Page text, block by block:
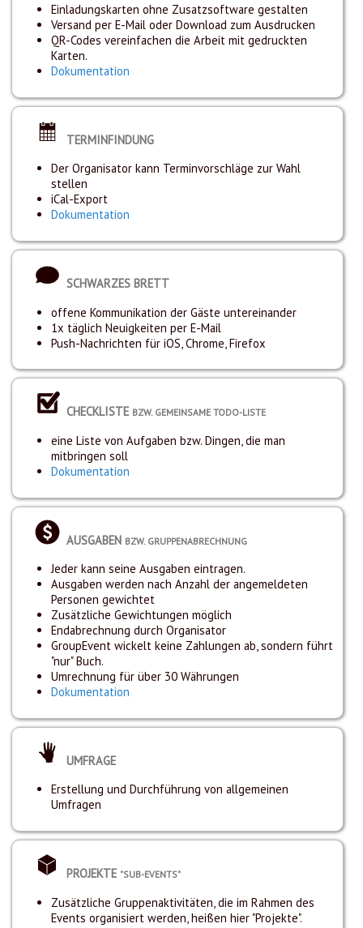
Einladungskarten ohne Zusatzsoftware gestalten
Versand per E-Mail oder Download zum Ausdrucken
QR-Codes vereinfachen die Arbeit mit gedruckten
Karten.
Dokumentation
TERMINFINDUNG
Der Organisator kann Terminvorschläge zur Wahl
stellen
iCal-Export
Dokumentation
SCHWARZES BRETT
offene Kommunikation der Gäste untereinander
1x täglich Neuigkeiten per E-Mail
Push-Nachrichten für iOS, Chrome, Firefox
CHECKLISTE BZW. GEMEINSAME TODO-LISTE
eine Liste von Aufgaben bzw. Dingen, die man
mitbringen soll
Dokumentation
AUSGABEN BZW. GRUPPENABRECHNUNG
Jeder kann seine Ausgaben eintragen.
Ausgaben werden nach Anzahl der angemeldeten
Personen gewichtet
Zusätzliche Gewichtungen möglich
Endabrechnung durch Organisator
GroupEvent wickelt keine Zahlungen ab, sondern führt
"nur" Buch.
Umrechnung für über 30 Währungen
Dokumentation
UMFRAGE
Erstellung und Durchführung von allgemeinen
Umfragen
PROJEKTE "SUB-EVENTS"
Zusätzliche Gruppenaktivitäten, die im Rahmen des
Events organisiert werden, heißen hier "Projekte".